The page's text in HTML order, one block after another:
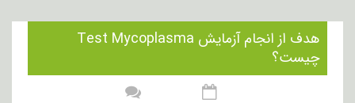
هدف از انجام آزمایش Test Mycoplasma
چیست؟